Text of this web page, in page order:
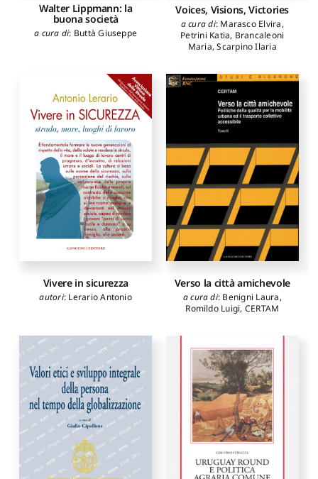
Walter Lippmann: la
buona società
a cura di: Buttà Giuseppe
Voices, Visions, Victories
a cura di: Marasco Elvira,
Petrini Katia, Brancaleoni
Maria,Scarpino Ilaria
Vivere in sicurezza
autori: Lerario Antonio
Verso la città amichevole
a cura di: Benigni Laura,
Romildo Luigi, CERTAM